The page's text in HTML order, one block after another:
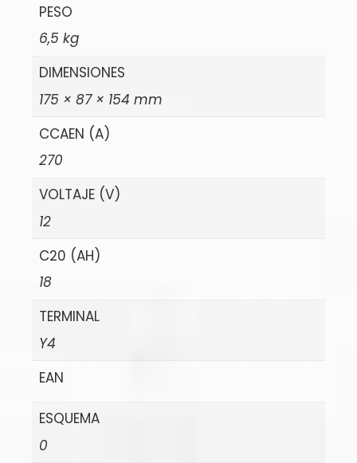
PESO
6,5 kg
DIMENSIONES
175 × 87 × 154 mm
CCAEN (A)
270
VOLTAJE (V)
12
C20 (AH)
18
TERMINAL
Y4
EAN
ESQUEMA
0